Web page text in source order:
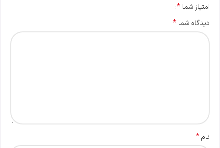
امتیاز شما *
دیدگاه شما *
نام*